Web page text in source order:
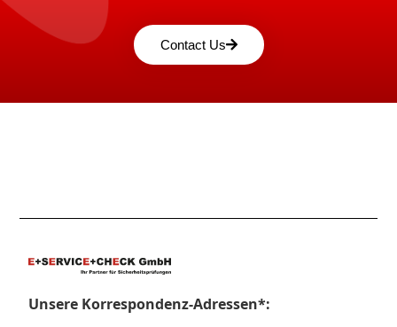
Contact Us
Unsere Korrespondenz-Adressen*: